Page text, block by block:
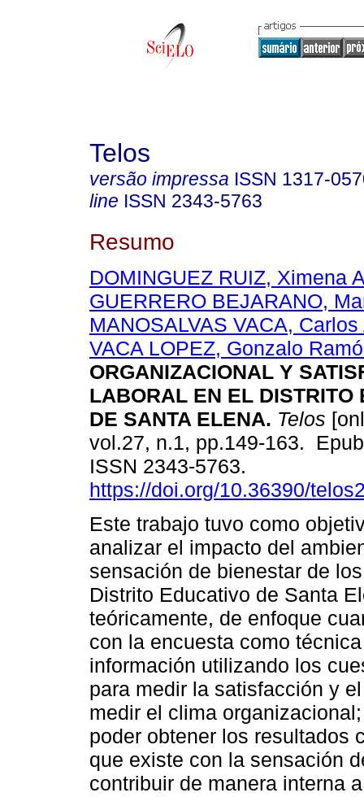
Telos
versão impressa ISSN 1317-
line ISSN 2343-5763
Resumo
DOMINGUEZ RUIZ, Ximena
GUERRERO BEJARANO,
MANOSALVAS VACA,
VACA LOPEZ, Gonzalo
ORGANIZACIONAL Y
LABORAL EN EL DISTRITO
DE SANTA ELENA. Telos
vol.27, n.1, pp.149-163.
ISSN 2343-5763.
https://doi.org/10.36390/
Este trabajo tuvo como
analizar el impacto del
sensación de bienestar de
Distrito Educativo de Santa
teóricamente, de enfoque
con la encuesta como
información utilizando los
para medir la satisfacción y
medir el clima
poder obtener los resultados
que existe con la sensación
contribuir de manera interna